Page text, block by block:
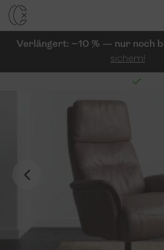
Verlängert: −10 % — nur noch
sichern!